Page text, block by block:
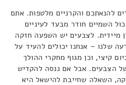
להנאתכם והקרניים מלטפות. אתם
השמיים חודר מבעד לעיניים
מיידית. לצבעים יש השפעה חזקה
שלנו – אנחנו יכולים להעיד על
קיצי, וכן מגוף מחקרי ההולך
הצבעים. אבל אם ננסה להקדיש
השאלה שחייבת להישאל היא